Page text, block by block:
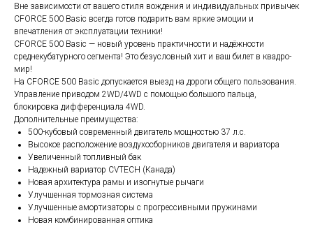
Вне зависимости от вашего стиля вождения и индивидуальных привычек
CFORCE 500 Basic всегда готов подарить вам яркие эмоции и
впечатления от эксплуатации техники!
CFORCE 500 Basic — новый уровень практичности и надёжности
среднекубатурного сегмента! Это безусловный хит и ваш билет в квадро-
мир!
На CFORCE 500 Basic допускается выезд на дороги общего пользования.
Управление приводом 2WD/4WD с помощью большого пальца,
блокировка дифференциала 4WD.
Дополнительные преимущества:
500-кубовый современный двигатель мощностью 37 л.с.
Высокое расположение воздухосборников двигателя и вариатора
Увеличенный топливный бак
Надежный вариатор CVTECH (Канада)
Новая архитектура рамы и изогнутые рычаги
Улучшенная тормозная система
Улучшенные амортизаторы с прогрессивными пружинами
Новая комбинированная оптика